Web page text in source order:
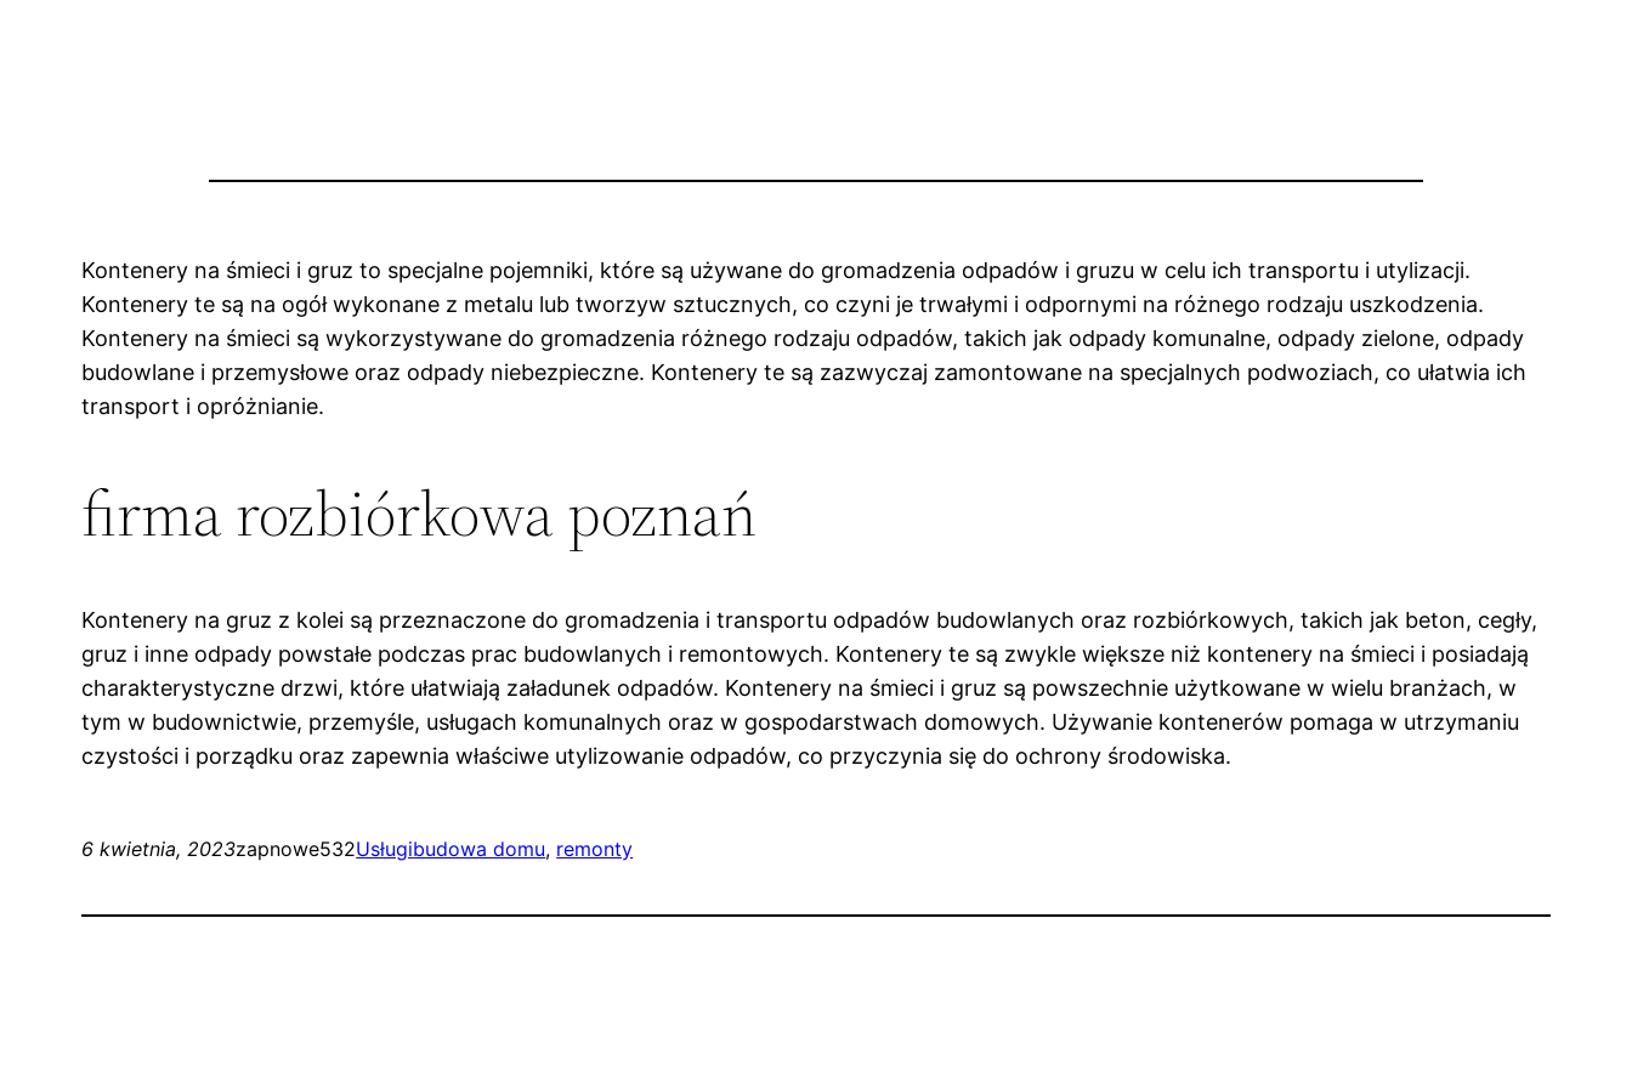
Kontenery na śmieci i gruz to specjalne pojemniki, które są używane do gromadzenia odpadów i gruzu w celu ich transportu i utylizacji.
Kontenery te są na ogół wykonane z metalu lub tworzyw sztucznych, co czyni je trwałymi i odpornymi na różnego rodzaju uszkodzenia.
Kontenery na śmieci są wykorzystywane do gromadzenia różnego rodzaju odpadów, takich jak odpady komunalne, odpady zielone, odpady
budowlane i przemysłowe oraz odpady niebezpieczne. Kontenery te są zazwyczaj zamontowane na specjalnych podwoziach, co ułatwia ich
transport i opróżnianie.
firma rozbiórkowa poznań
Kontenery na gruz z kolei są przeznaczone do gromadzenia i transportu odpadów budowlanych oraz rozbiórkowych, takich jak beton, cegły,
gruz i inne odpady powstałe podczas prac budowlanych i remontowych. Kontenery te są zwykle większe niż kontenery na śmieci i posiadają
charakterystyczne drzwi, które ułatwiają załadunek odpadów. Kontenery na śmieci i gruz są powszechnie użytkowane w wielu branżach, w
tym w budownictwie, przemyśle, usługach komunalnych oraz w gospodarstwach domowych. Używanie kontenerów pomaga w utrzymaniu
czystości i porządku oraz zapewnia właściwe utylizowanie odpadów, co przyczynia się do ochrony środowiska.
6 kwietnia, 2023zapnowe532Usługibudowa domu, remonty